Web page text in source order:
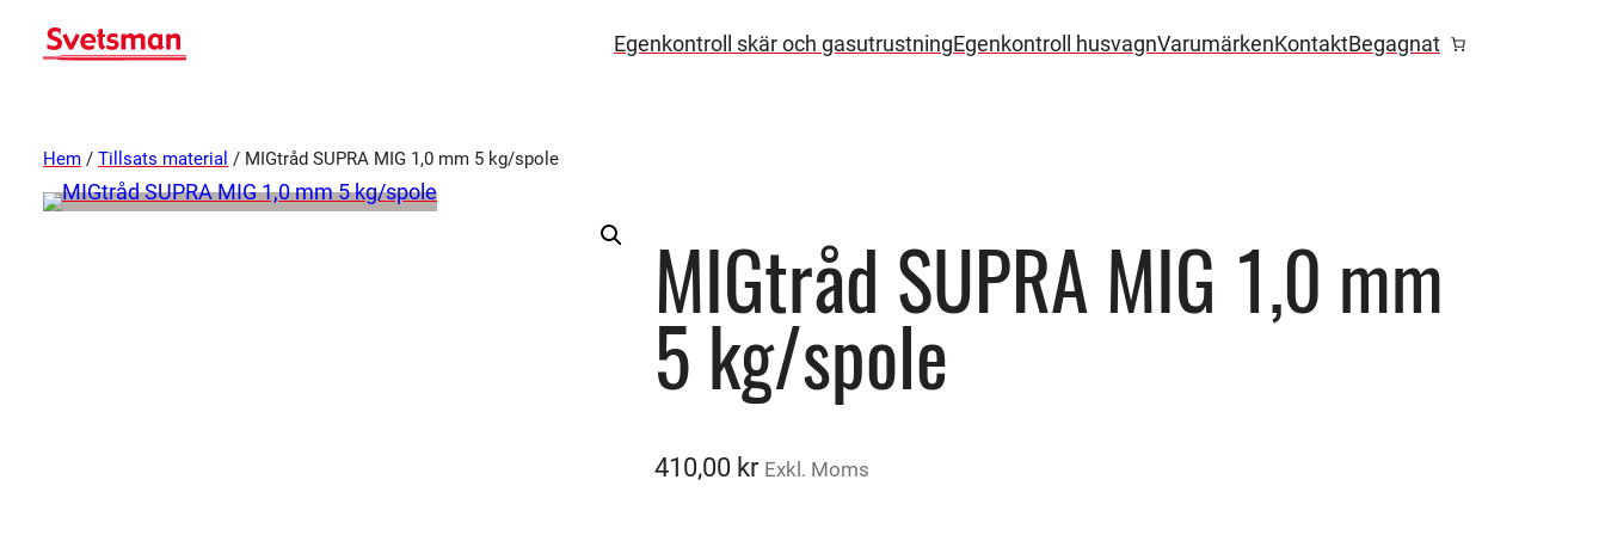
Egenkontroll skär och gasutrustningEgenkontroll husvagnVarumärkenKontaktBegagnat
Hem / Tillsats material / MIGtråd SUPRA MIG 1,0 mm 5 kg/spole
MIGtråd SUPRA MIG 1,0 mm
5 kg/spole
410,00 kr Exkl. Moms